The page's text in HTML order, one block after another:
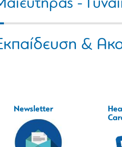
-
&
Newsletter